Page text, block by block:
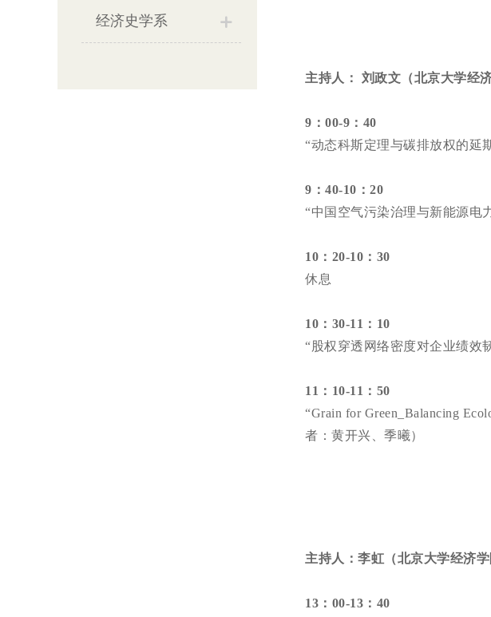
经济史学系
主持人： 刘政文（北京大学经
9：00-9：40
“动态科斯定理与碳排放权的延
9：40-10：20
“中国空气污染治理与新能源电
10：20-10：30
休息
10：30-11：10
“股权穿透网络密度对企业绩效
11：10-11：50
“Grain for Green_Balancing
者：黄开兴、季曦）
主持人：李虹（北京大学经济
13：00-13：40